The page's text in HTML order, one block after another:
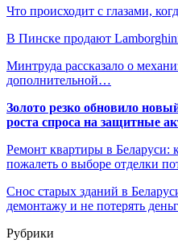
Что происходит с глазами,
В Пинске продают
Минтруда рассказало о
дополнительной…
Золото резко обновило
роста спроса на защитные
Ремонт квартиры в Беларуси:
пожалеть о выборе отделки
Снос старых зданий в
демонтажу и не потерять
Рубрики